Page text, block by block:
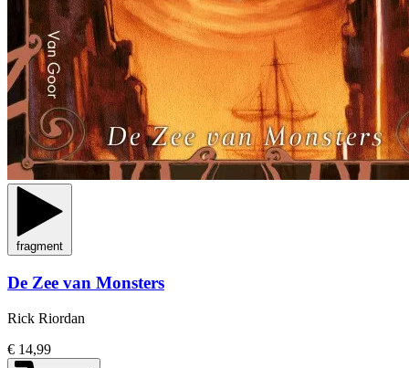
fragment
De Zee van Monsters
Rick Riordan
€ 14,99